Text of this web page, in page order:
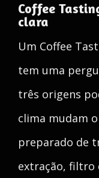
Coffee
clara
Um Coffee
tem uma
três origens
clima mudam
preparado de
extração, filtro